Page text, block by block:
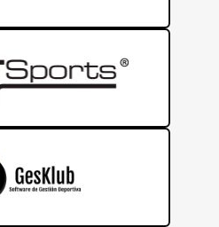
FÍSICO
PARA CLUBES